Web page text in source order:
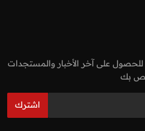
للحصول على آخر الأخبار والمستجدات
بك
اشترك